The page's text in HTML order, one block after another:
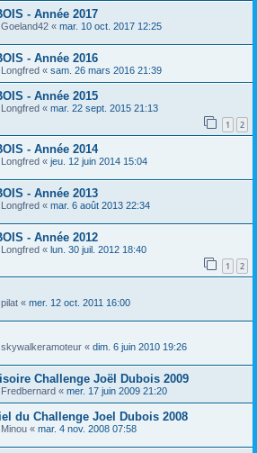
- Année 2017
Goeland42 « mar. 10 oct. 2017 12:25
- Année 2016
Longfred « sam. 26 mars 2016 21:39
- Année 2015
Longfred « mar. 22 sept. 2015 21:13
1 2
- Année 2014
Longfred « jeu. 12 juin 2014 15:04
- Année 2013
Longfred « mar. 6 août 2013 22:34
- Année 2012
Longfred « lun. 30 juil. 2012 18:40
1 2
pilat « mer. 12 oct. 2011 16:00
skywalkeramoteur « dim. 6 juin 2010 19:26
Challenge Joël Dubois 2009
Fredbernard « mer. 17 juin 2009 21:20
du Challenge Joel Dubois 2008
Minou « mar. 4 nov. 2008 07:58